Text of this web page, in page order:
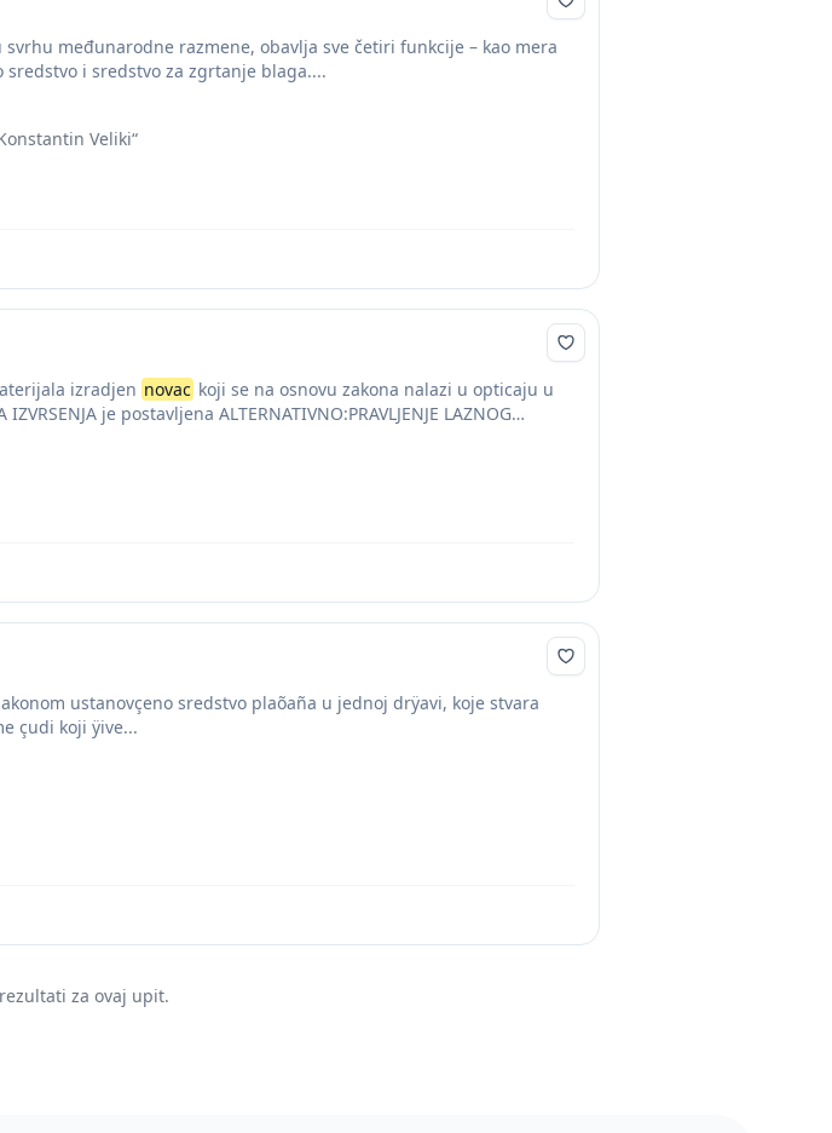
svrhu međunarodne razmene, obavlja sve četiri funkcije – kao mera
i sredstvo za zgrtanje blaga....
Veliki“
izradjen novac koji se na osnovu zakona nalazi u opticaju u
je postavljena ALTERNATIVNO:PRAVLJENJE LAZNOG
ustanovçeno sredstvo plaõaña u jednoj drÿavi, koje stvara
çudi koji ÿive...
za ovaj upit.